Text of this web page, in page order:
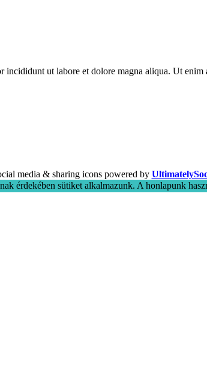
incididunt ut labore et dolore magna aliqua. Ut
media & sharing icons powered by
érdekében sütiket alkalmazunk. A honlapunk